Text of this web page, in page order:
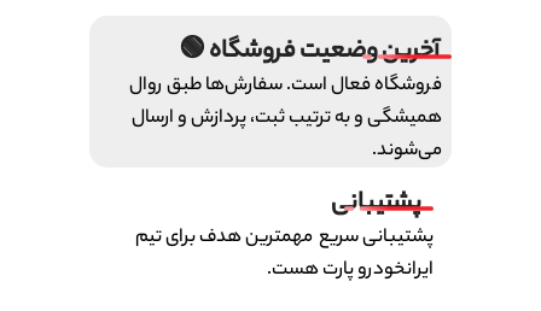
آخرین وضعیت فروشگاه 🟢
فروشگاه فعال است. سفارش‌ها طبق روال
همیشگی و به ترتیب ثبت، پردازش و ارسال
می‌شوند.
پشتیبانی
پشتیبانی سریع مهمترین هدف برای تیم
ایرانخودرو پارت هست.